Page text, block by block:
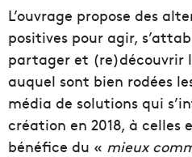
L’ouvrage propose des
positives pour agir,
partager et (re)découvrir
auquel sont bien rodées
média de solutions qui
création en 2018, à celles
bénéfice du « mieux